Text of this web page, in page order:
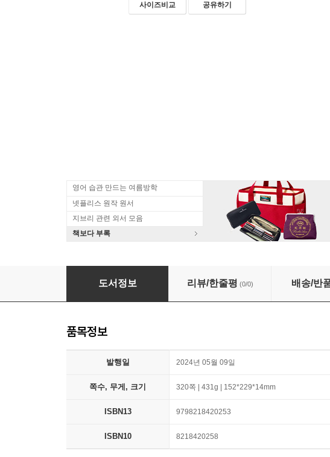
사이즈비교 공유하기
영어 습관 만드는 여름방학
넷플리스 원작 원서
지브리 관련 외서 모음
책보다 부록
Manufacturing Artificial Intelligence Agency (M.A.I.A.)
도서정보 리뷰/한줄평 (0/0) 배송/반
품목정보
발행일 2024년 05월 09일
쪽수, 무게, 크기 320쪽 | 431g | 152*229*14mm
ISBN13 9798218420253
ISBN10 8218420258